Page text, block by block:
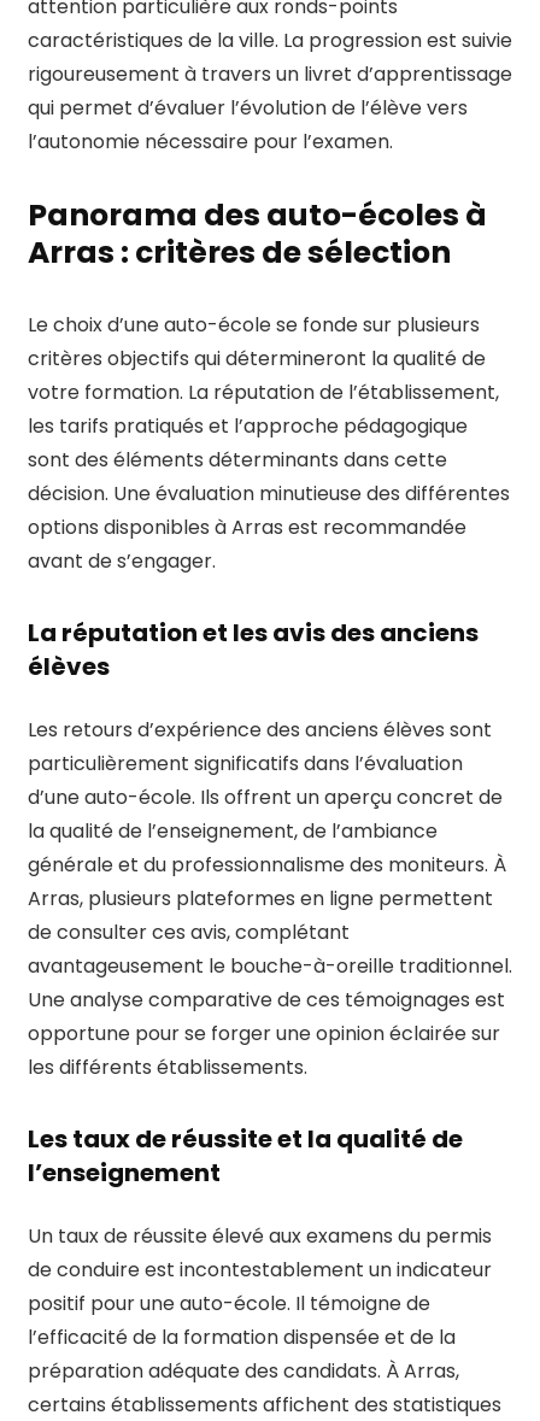
attention particulière aux ronds-points
caractéristiques de la ville. La progression est suivie
rigoureusement à travers un livret d’apprentissage
qui permet d’évaluer l’évolution de l’élève vers
l’autonomie nécessaire pour l’examen.
Panorama des auto-écoles à
Arras : critères de sélection
Le choix d’une auto-école se fonde sur plusieurs
critères objectifs qui détermineront la qualité de
votre formation. La réputation de l’établissement,
les tarifs pratiqués et l’approche pédagogique
sont des éléments déterminants dans cette
décision. Une évaluation minutieuse des différentes
options disponibles à Arras est recommandée
avant de s’engager.
La réputation et les avis des anciens
élèves
Les retours d’expérience des anciens élèves sont
particulièrement significatifs dans l’évaluation
d’une auto-école. Ils offrent un aperçu concret de
la qualité de l’enseignement, de l’ambiance
générale et du professionnalisme des moniteurs. À
Arras, plusieurs plateformes en ligne permettent
de consulter ces avis, complétant
avantageusement le bouche-à-oreille traditionnel.
Une analyse comparative de ces témoignages est
opportune pour se forger une opinion éclairée sur
les différents établissements.
Les taux de réussite et la qualité de
l’enseignement
Un taux de réussite élevé aux examens du permis
de conduire est incontestablement un indicateur
positif pour une auto-école. Il témoigne de
l’efficacité de la formation dispensée et de la
préparation adéquate des candidats. À Arras,
certains établissements affichent des statistiques